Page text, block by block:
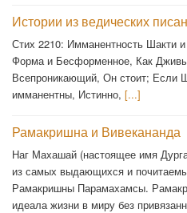
Истории из ведических
Стих 2210: Имманентность Шакти
Форма и Бесформенное, Как
Всепроникающий, Он стоит; Если
имманентны, Истинно, [...]
Рамакришна и Вивекананда
Наг Махашай (настоящее имя
из самых выдающихся и
Рамакришны Парамахамсы.
идеала жизни в миру без